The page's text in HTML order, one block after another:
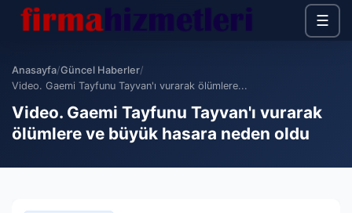
☰
Anasayfa/Güncel Haberler/
Video. Gaemi Tayfunu Tayvan'ı vurarak ölümlere...
Video. Gaemi Tayfunu Tayvan'ı vurarak
ölümlere ve büyük hasara neden oldu